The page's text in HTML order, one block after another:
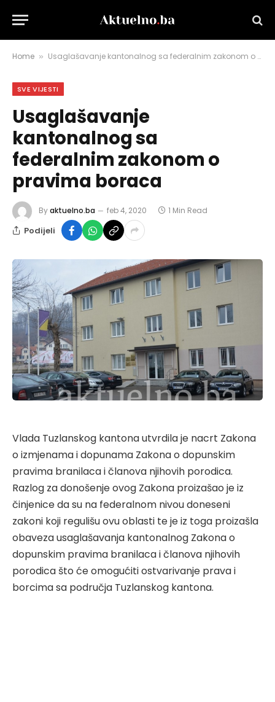
Home » Usaglašavanje kantonalnog sa federalnim zakonom o pravima boraca
SVE VIJESTI
Usaglašavanje
kantonalnog sa
federalnim zakonom o
pravima boraca
Byaktuelno.ba feb 4, 2020 1 Min Read
Podijeli
Vlada Tuzlanskog kantona utvrdila je nacrt Zakona
o izmjenama i dopunama Zakona o dopunskim
pravima branilaca i članova njihovih porodica.
Razlog za donošenje ovog Zakona proizašao je iz
činjenice da su na federalnom nivou doneseni
zakoni koji regulišu ovu oblasti te je iz toga proizašla
obaveza usaglašavanja kantonalnog Zakona o
dopunskim pravima branilaca i članova njihovih
porodica što će omogućiti ostvarivanje prava i
borcima sa područja Tuzlanskog kantona.